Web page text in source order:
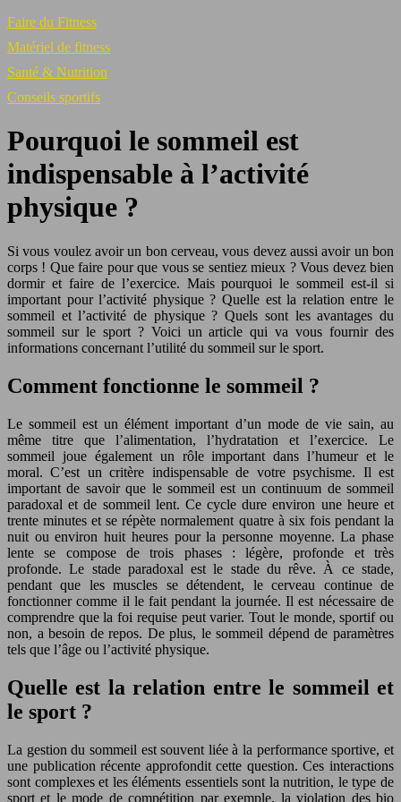
Faire du Fitness
Matériel de fitness
Santé & Nutrition
Conseils sportifs
Pourquoi le sommeil est
indispensable à l’activité
physique ?
Si vous voulez avoir un bon cerveau, vous devez aussi avoir un bon
corps ! Que faire pour que vous se sentiez mieux ? Vous devez bien
dormir et faire de l’exercice. Mais pourquoi le sommeil est-il si
important pour l’activité physique ? Quelle est la relation entre le
sommeil et l’activité de physique ? Quels sont les avantages du
sommeil sur le sport ? Voici un article qui va vous fournir des
informations concernant l’utilité du sommeil sur le sport.
Comment fonctionne le sommeil ?
Le sommeil est un élément important d’un mode de vie sain, au
même titre que l’alimentation, l’hydratation et l’exercice. Le
sommeil joue également un rôle important dans l’humeur et le
moral. C’est un critère indispensable de votre psychisme. Il est
important de savoir que le sommeil est un continuum de sommeil
paradoxal et de sommeil lent. Ce cycle dure environ une heure et
trente minutes et se répète normalement quatre à six fois pendant la
nuit ou environ huit heures pour la personne moyenne. La phase
lente se compose de trois phases : légère, profonde et très
profonde. Le stade paradoxal est le stade du rêve. À ce stade,
pendant que les muscles se détendent, le cerveau continue de
fonctionner comme il le fait pendant la journée. Il est nécessaire de
comprendre que la foi requise peut varier. Tout le monde, sportif ou
non, a besoin de repos. De plus, le sommeil dépend de paramètres
tels que l’âge ou l’activité physique.
Quelle est la relation entre le sommeil et
le sport ?
La gestion du sommeil est souvent liée à la performance sportive, et
une publication récente approfondit cette question. Ces interactions
sont complexes et les éléments essentiels sont la nutrition, le type de
sport et le mode de compétition par exemple, la violation des bio